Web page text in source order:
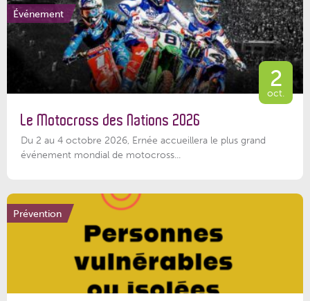
Événement
2
oct.
Le Motocross des Nations 2026
Du 2 au 4 octobre 2026, Ernée accueillera le plus grand
événement mondial de motocross...
Prévention